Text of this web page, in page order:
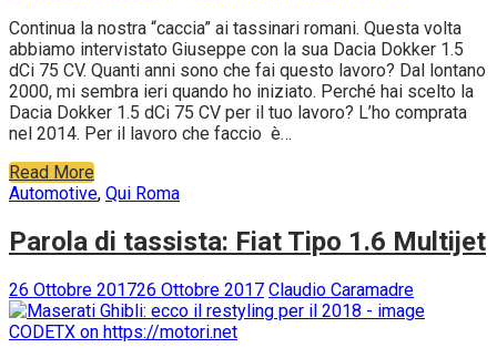
Continua la nostra “caccia” ai tassinari romani. Questa volta
abbiamo intervistato Giuseppe con la sua Dacia Dokker 1.5
dCi 75 CV. Quanti anni sono che fai questo lavoro? Dal lontano
2000, mi sembra ieri quando ho iniziato. Perché hai scelto la
Dacia Dokker 1.5 dCi 75 CV per il tuo lavoro? L’ho comprata
nel 2014. Per il lavoro che faccio è…
Read More
Automotive, Qui Roma
Parola di tassista: Fiat Tipo 1.6 Multijet
26 Ottobre 201726 Ottobre 2017 Claudio Caramadre